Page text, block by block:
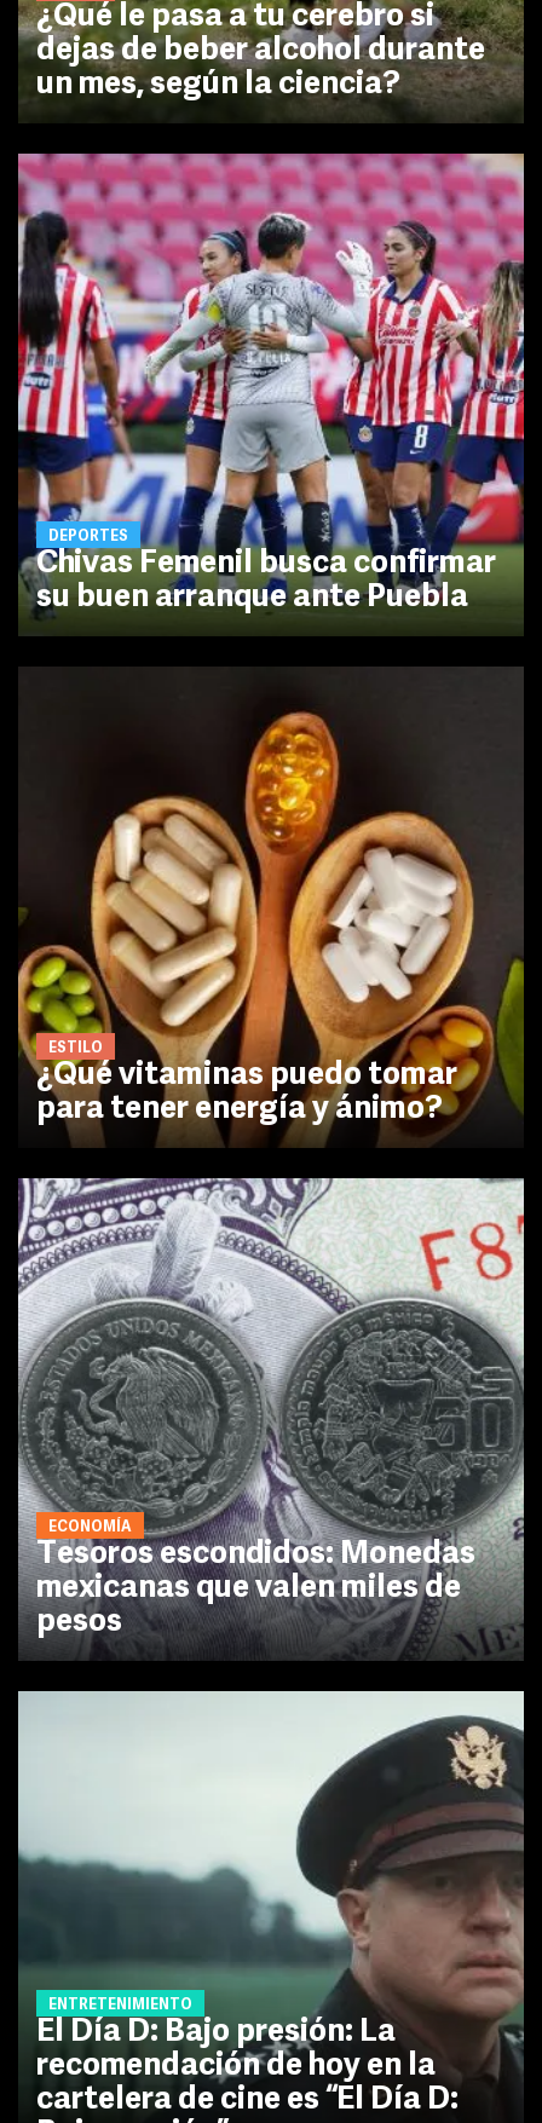
¿Qué le pasa a tu cerebro si
dejas de beber alcohol durante
un mes, según la ciencia?
DEPORTES
Chivas Femenil busca confirmar
su buen arranque ante Puebla
ESTILO
¿Qué vitaminas puedo tomar
para tener energía y ánimo?
ECONOMÍA
Tesoros escondidos: Monedas
mexicanas que valen miles de
pesos
ENTRETENIMIENTO
El Día D: Bajo presión: La
recomendación de hoy en la
cartelera de cine es “El Día D: